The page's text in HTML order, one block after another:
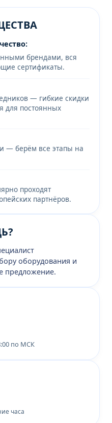
брендами, вся
сертификаты.
— гибкие скидки
для постоянных
— берём все этапы на
проходят
партнёров.
оборудования и
предложение.
по МСК
часа